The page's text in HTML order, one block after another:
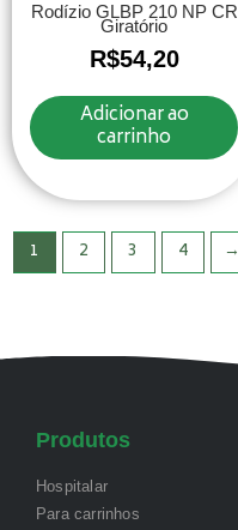
Rodízio GLBP 210 NP CR
Giratório
R$54,20
Adicionar ao
carrinho
1 2 3 4 →
Produtos
Hospitalar
Para carrinhos